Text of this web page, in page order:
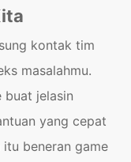
kontak tim
masalahmu.
buat jelasin
yang cepat
itu beneran game